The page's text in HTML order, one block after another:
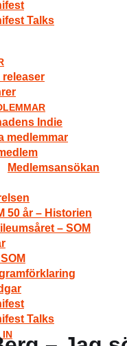
Talks
releaser
Indie
medlemmar
Medlemsansökan
50 år – Historien
– SOM
Talks
IN